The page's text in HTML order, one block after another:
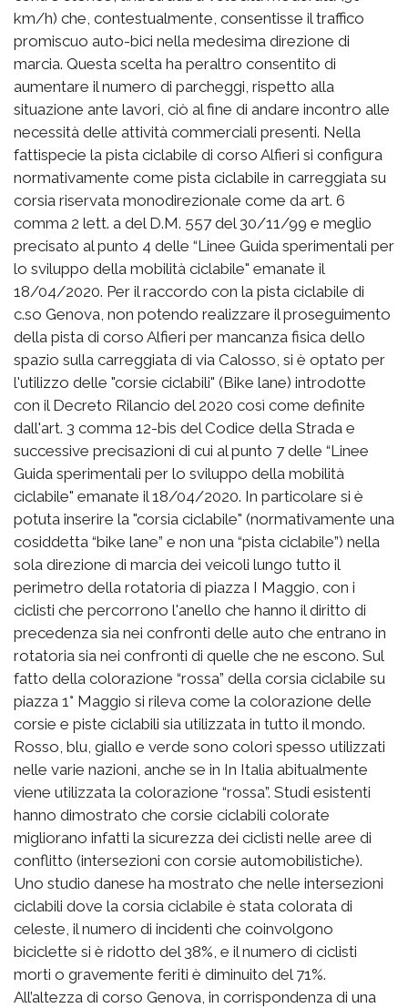
km/h) che, contestualmente, consentisse il traffico
promiscuo auto-bici nella medesima direzione di
marcia. Questa scelta ha peraltro consentito di
aumentare il numero di parcheggi, rispetto alla
situazione ante lavori, ciò al fine di andare incontro alle
necessità delle attività commerciali presenti. Nella
fattispecie la pista ciclabile di corso Alfieri si configura
normativamente come pista ciclabile in carreggiata su
corsia riservata monodirezionale come da art. 6
comma 2 lett. a del D.M. 557 del 30/11/99 e meglio
precisato al punto 4 delle “Linee Guida sperimentali per
lo sviluppo della mobilità ciclabile" emanate il
18/04/2020. Per il raccordo con la pista ciclabile di
c.so Genova, non potendo realizzare il proseguimento
della pista di corso Alfieri per mancanza fisica dello
spazio sulla carreggiata di via Calosso, si è optato per
l'utilizzo delle "corsie ciclabili" (Bike lane) introdotte
con il Decreto Rilancio del 2020 così come definite
dall'art. 3 comma 12-bis del Codice della Strada e
successive precisazioni di cui al punto 7 delle “Linee
Guida sperimentali per lo sviluppo della mobilità
ciclabile" emanate il 18/04/2020. In particolare si è
potuta inserire la "corsia ciclabile" (normativamente una
cosiddetta “bike lane” e non una “pista ciclabile”) nella
sola direzione di marcia dei veicoli lungo tutto il
perimetro della rotatoria di piazza I Maggio, con i
ciclisti che percorrono l'anello che hanno il diritto di
precedenza sia nei confronti delle auto che entrano in
rotatoria sia nei confronti di quelle che ne escono. Sul
fatto della colorazione “rossa” della corsia ciclabile su
piazza 1° Maggio si rileva come la colorazione delle
corsie e piste ciclabili sia utilizzata in tutto il mondo.
Rosso, blu, giallo e verde sono colori spesso utilizzati
nelle varie nazioni, anche se in In Italia abitualmente
viene utilizzata la colorazione “rossa”. Studi esistenti
hanno dimostrato che corsie ciclabili colorate
migliorano infatti la sicurezza dei ciclisti nelle aree di
conflitto (intersezioni con corsie automobilistiche).
Uno studio danese ha mostrato che nelle intersezioni
ciclabili dove la corsia ciclabile è stata colorata di
celeste, il numero di incidenti che coinvolgono
biciclette si è ridotto del 38%, e il numero di ciclisti
morti o gravemente feriti è diminuito del 71%.
All’altezza di corso Genova, in corrispondenza di una